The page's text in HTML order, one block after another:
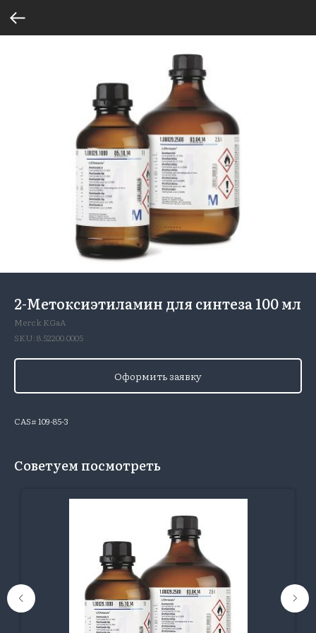
2-Метоксиэтиламин для синтеза 100 мл
Merck KGaA
SKU:8.52200.0005
Оформить заявку
CAS# 109-85-3
Советуем посмотреть